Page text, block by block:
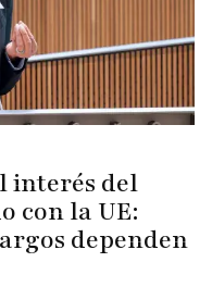
interés del
con la UE:
dependen